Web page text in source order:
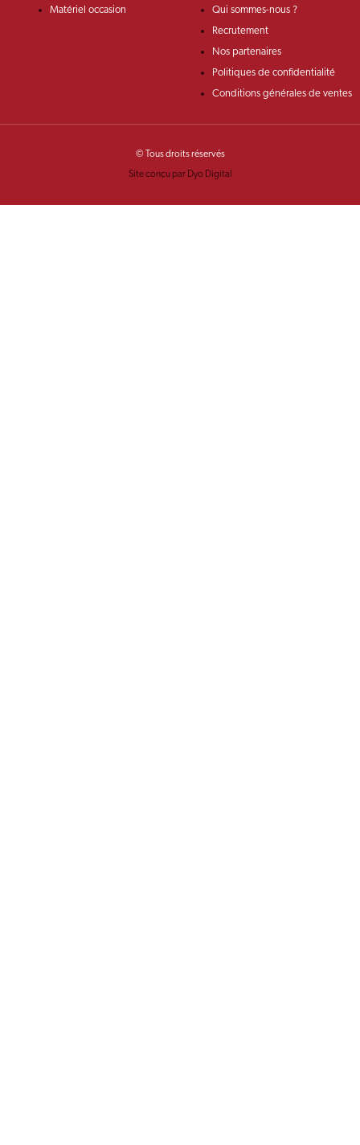
Matériel occasion
Qui sommes-nous ?
Recrutement
Nos partenaires
Politiques de confidentialité
Conditions générales de ventes
© Tous droits réservés
Site conçu par Dyo Digital